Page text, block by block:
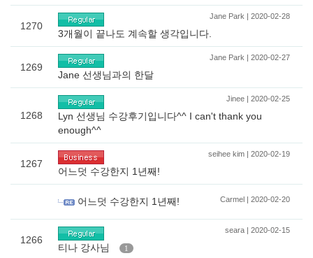
1270
Jane Park | 2020-02-28
3개월이 끝나도 계속할 생각입니다.
1269
Jane Park | 2020-02-27
Jane 선생님과의 한달
1268
Jinee | 2020-02-25
Lyn 선생님 수강후기입니다^^ I can't thank you
enough^^
1267
seihee kim | 2020-02-19
어느덧 수강한지 1년째!
Carmel | 2020-02-20
어느덧 수강한지 1년째!
1266
seara | 2020-02-15
티나 강사님 1